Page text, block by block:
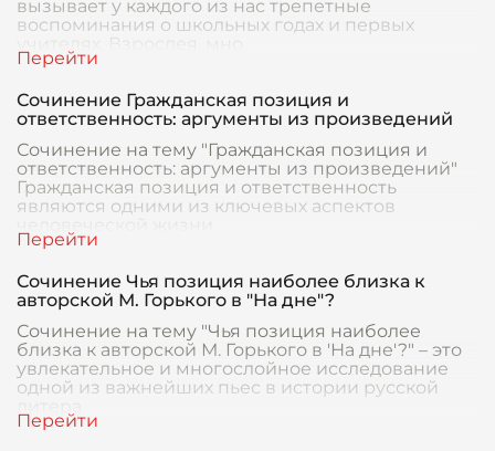
вызывает у каждого из нас трепетные
воспоминания о школьных годах и первых
учителях. Взрослея, мно
Сочинение Гражданская позиция и
ответственность: аргументы из произведений
Сочинение на тему "Гражданская позиция и
ответственность: аргументы из произведений"
Гражданская позиция и ответственность
являются одними из ключевых аспектов
Сочинение Чья позиция наиболее близка к
авторской М. Горького в "На дне"?
Сочинение на тему "Чья позиция наиболее
близка к авторской М. Горького в 'На дне'?" – это
увлекательное и многослойное исследование
одной из важнейших пьес в истории русской